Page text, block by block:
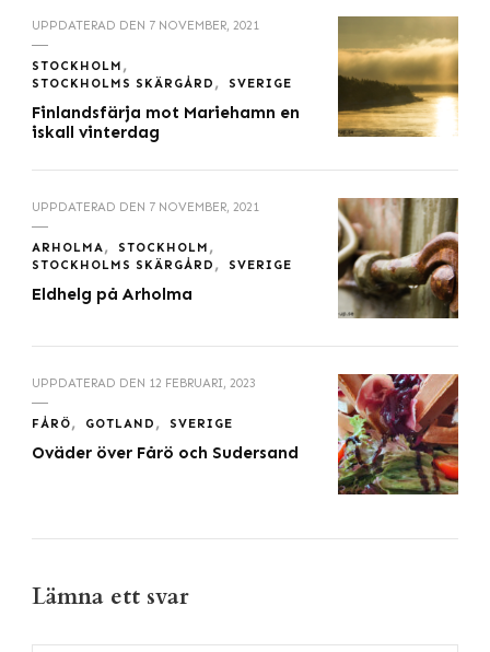
UPPDATERAD DEN 7 NOVEMBER, 2021
STOCKHOLM
STOCKHOLMS SKÄRGÅRD
SVERIGE
Finlandsfärja mot Mariehamn en
iskall vinterdag
UPPDATERAD DEN 7 NOVEMBER, 2021
ARHOLMA
STOCKHOLM
STOCKHOLMS SKÄRGÅRD
SVERIGE
Eldhelg på Arholma
UPPDATERAD DEN 12 FEBRUARI, 2023
FÅRÖ GOTLAND SVERIGE
Oväder över Fårö och Sudersand
Lämna ett svar